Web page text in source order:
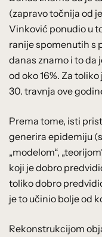
(zapravo točnija od
Vinković ponudio u
ranije spomenutih s
danas znamo i to da
od oko 16%. Za
30. travnja ove
Prema tome, isti
generira epidemiju
„modelom“,
koji je dobro
toliko dobro
je to učinio bolje od
Rekonstrukcijom